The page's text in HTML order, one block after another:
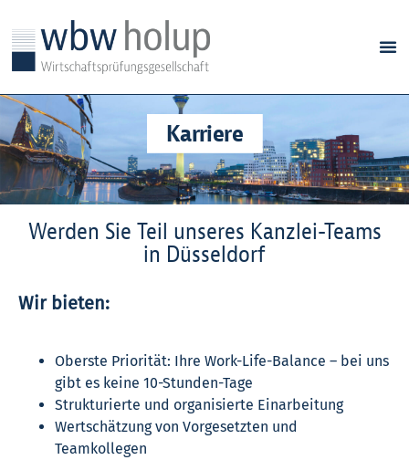
Karriere
Werden Sie Teil unseres Kanzlei-Teams
in Düsseldorf
Wir bieten:
Oberste Priorität: Ihre Work-Life-Balance – bei uns
gibt es keine 10-Stunden-Tage
Strukturierte und organisierte Einarbeitung
Wertschätzung von Vorgesetzten und
Teamkollegen